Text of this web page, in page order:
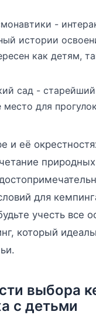
-
истории
как детям,
сад -
место для
и её
природных
для
учесть все
который
выбора
с детьми